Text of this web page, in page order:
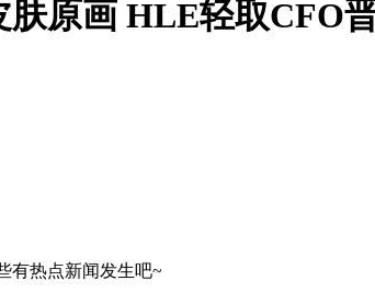
原画 HLE轻取CFO
有热点新闻发生吧~